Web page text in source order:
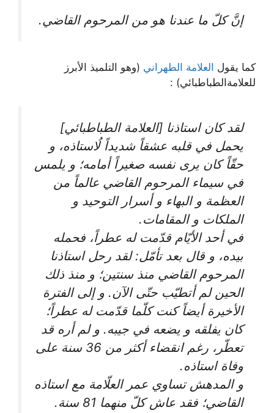
إنَّ كلّ ما عندنا هو من المرحوم القاضي.
كما يقول العلامة الطهراني (وهو التلميذ الأبرز
للعلامةالطباطبائي) :
لقد كان استاذنا [العلامة الطباطبائي]
يحمل في قلبه عشقاً شديداً لُاستاذه، و
حقّاً كان يرى نفسه صغيراً أمامه؛ و يلمس
في سيماء المرحوم القاضي عالماً من
العظمة و البهاء و أسرار التوحيد و
الملكات و المقامات.
في أحد الأيّام قدّمت له عطراً، فحمله
بيده، و قال بعد تأمّل: لقد رحل استاذنا
المرحوم القاضي منذ سنتين؛ و منذ ذلك
الحين لم أتطيّب حتّى الآن. و إلى الفترة
الأخيرة أيضاً كنت كلّما قدّمت له عطراً؛
كان يفلقه و يضعه في جيبه. و لم أره قد
تعطّر، رغم انقضاء أكثر من 36 سنة على
وفاة استاذه.
و المدهش تساوي عمر العلّامة مع استاذه
القاضي؛ فقد عاش كلّ منهما 81 سنة.